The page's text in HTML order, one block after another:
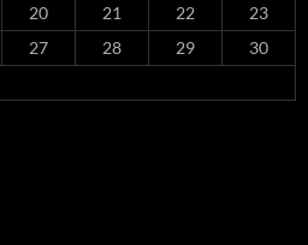
20 21 22
23
27 28 29
30